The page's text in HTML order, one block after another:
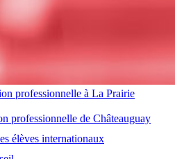
professionnelle à La Prairie
professionnelle de Châteauguay
élèves internationaux